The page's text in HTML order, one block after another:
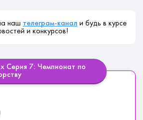
наш телеграм-канал и будь в курсе
и конкурсов!
Серия 7: Чемпионат по